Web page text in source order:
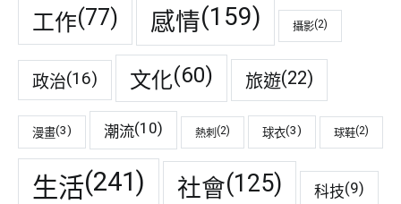
工作(77) 感情(159) 攝影(2)
政治(16) 文化(60) 旅遊(22)
漫畫(3) 潮流(10) 熱刺 (2) 球衣(3) 球鞋(2)
生活(241) 社會(125) 科技(9)